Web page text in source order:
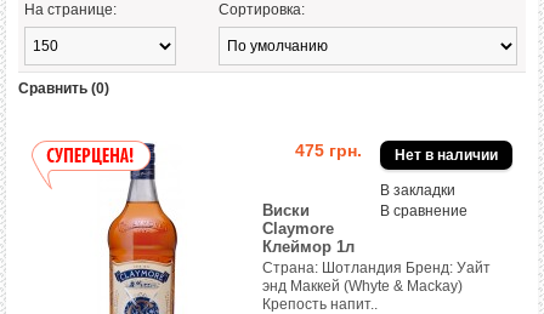
На странице: Сортировка:
Сравнить (0)
В закладки
В сравнение
475 грн.
Виски
Claymore
Клеймор 1л
Страна: Шотландия Бренд: Уайт
энд Маккей (Whyte & Mackay)
Крепость напит..